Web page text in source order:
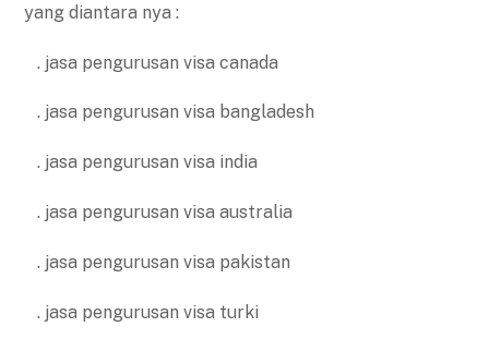
yang diantara nya :
. jasa pengurusan visa canada
. jasa pengurusan visa bangladesh
. jasa pengurusan visa india
. jasa pengurusan visa australia
. jasa pengurusan visa pakistan
. jasa pengurusan visa turki